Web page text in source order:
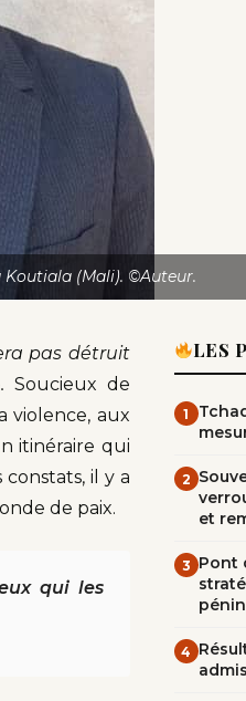
(Mali). ©Auteur.
pas détruit
. Soucieux de
violence, aux
itinéraire qui
il y a
de paix.
qui les
LES
1
2
et
3 Pont
4